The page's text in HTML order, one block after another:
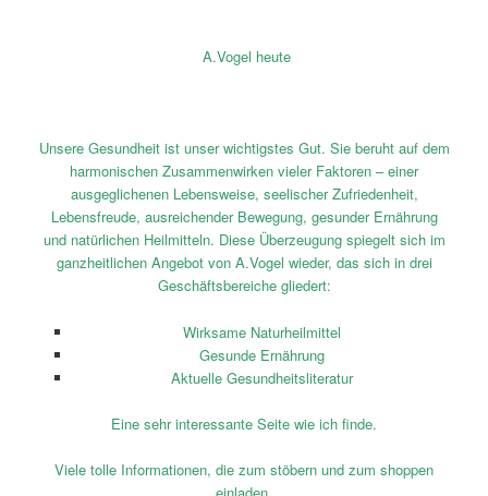
A.Vogel heute
Unsere Gesundheit ist unser wichtigstes Gut. Sie beruht auf dem
harmonischen Zusammenwirken vieler Faktoren – einer
ausgeglichenen Lebensweise, seelischer Zufriedenheit,
Lebensfreude, ausreichender Bewegung, gesunder Ernährung
und natürlichen Heilmitteln. Diese Überzeugung spiegelt sich im
ganzheitlichen Angebot von A.Vogel wieder, das sich in drei
Geschäftsbereiche gliedert:
Wirksame Naturheilmittel
Gesunde Ernährung
Aktuelle Gesundheitsliteratur
Eine sehr interessante Seite wie ich finde.
Viele tolle Informationen, die zum stöbern und zum shoppen